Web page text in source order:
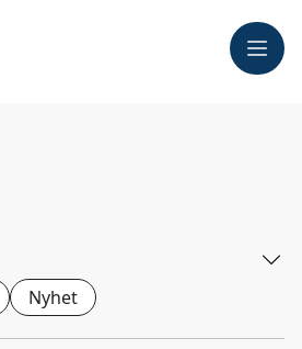
Meny
Nyhet